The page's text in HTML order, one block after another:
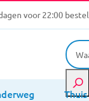
voor 22:00
Thuis